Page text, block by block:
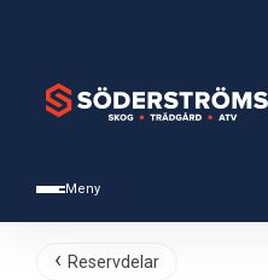
Meny
Reservdelar